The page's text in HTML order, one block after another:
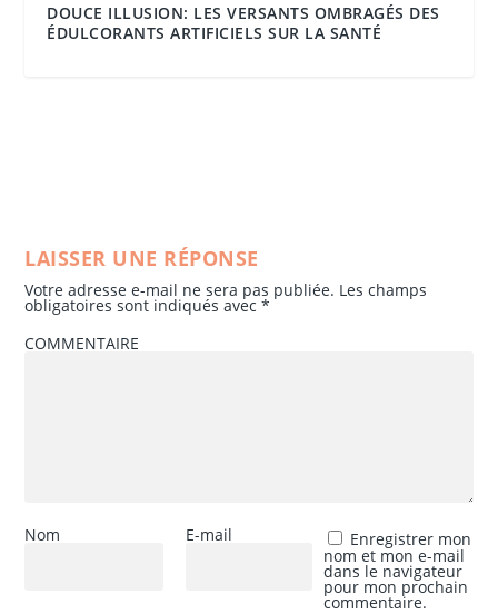
DOUCE ILLUSION: LES VERSANTS OMBRAGÉS DES
ÉDULCORANTS ARTIFICIELS SUR LA SANTÉ
LAISSER UNE RÉPONSE
Votre adresse e-mail ne sera pas publiée. Les champs
obligatoires sont indiqués avec*
COMMENTAIRE
Nom E-mail Enregistrer mon
nom et mon e-mail
dans le navigateur
pour mon prochain
commentaire.